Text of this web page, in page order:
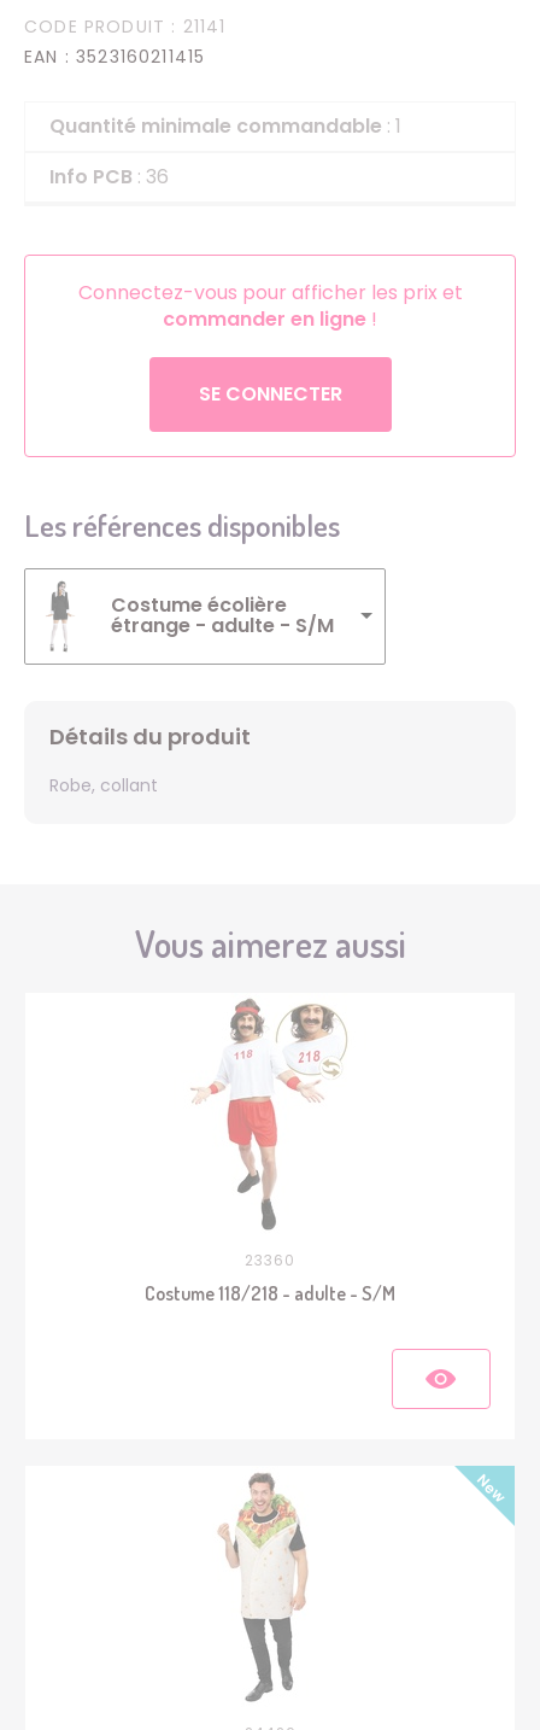
CODE PRODUIT : 21141
EAN : 3523160211415
Quantité minimale commandable : 1
Info PCB : 36
Connectez-vous pour afficher les prix et
commander en ligne !
SE CONNECTER
Les références disponibles
Costume écolière
étrange - adulte - S/M
Détails du produit
Robe, collant
Vous aimerez aussi
23360
Costume 118/218 - adulte - S/M